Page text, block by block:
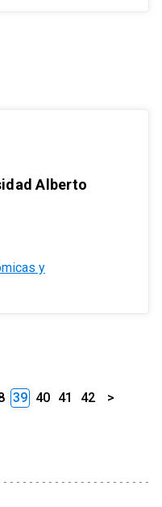
Alberto
y
39 40 41 42 >